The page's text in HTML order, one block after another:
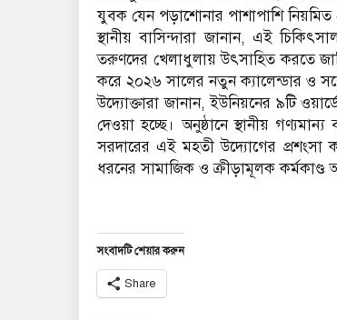
যুবক যেন পড়াশোনার পাশাপাশি নিয়মিত
‎​স্থানীয় বাসিন্দারা জানান, এই
তরুণদের খেলাধুলায় উৎসাহিত করতে
করে ২০২৬ সালের নতুন ক্যালেন্ডার ও
‎​উদ্যোক্তারা জানান, ইউনিয়নের ৯টি
দেওয়া হচ্ছে। অনুষ্ঠানে স্থানীয়
সরদারের এই মহতী উদ্যোগের প্রশংসা
ধরনের সামাজিক ও ক্রীড়ামূলক কর্মকাণ্ড
সংবাদটি শেয়ার করুন
Share